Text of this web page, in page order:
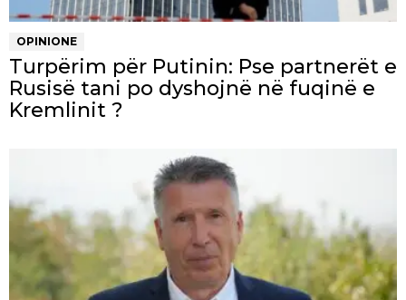
OPINIONE
Turpërim për Putinin: Pse partnerët e
Rusisë tani po dyshojnë në fuqinë e
Kremlinit ?